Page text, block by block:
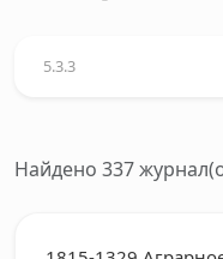
Найдено 337